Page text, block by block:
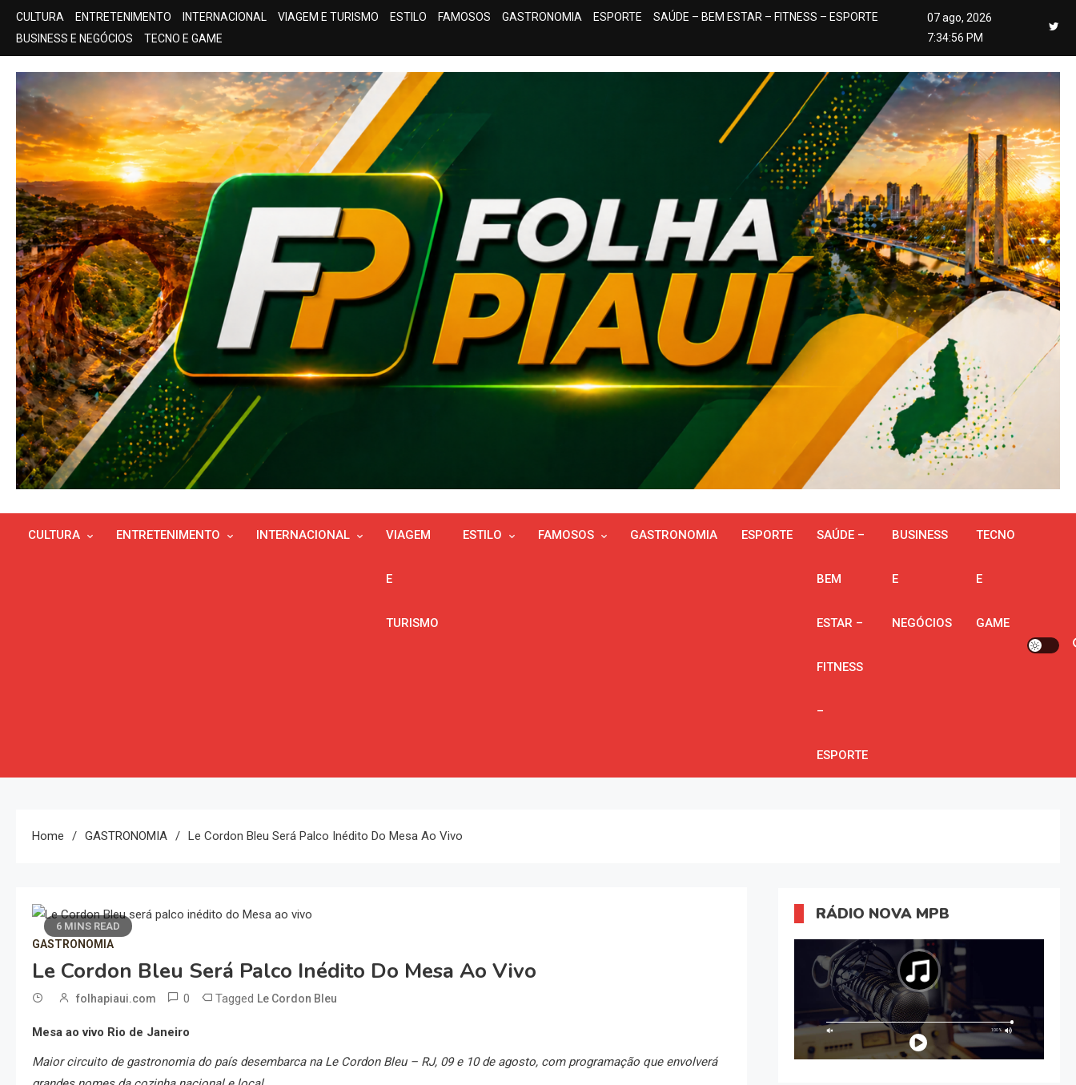
Skip
content
CULTURA ENTRETENIMENTO INTERNACIONAL VIAGEM E TURISMO ESTILO FAMOSOS GASTRONOMIA ESPORTE
SAÚDE – BEM ESTAR – FITNESS – ESPORTE
BUSINESS E NEGÓCIOS
TECNO E GAME
07 ago, 2026
7:34:58 PM
CULTURA ENTRETENIMENTO INTERNACIONAL VIAGEM
E
TURISMO
ESTILO FAMOSOS GASTRONOMIA ESPORTE SAÚDE –
BEM
ESTAR –
FITNESS
–
ESPORTE
BUSINESS
E
NEGÓCIOS
TECNO
E
GAME
Home GASTRONOMIA Le Cordon Bleu Será Palco Inédito Do Mesa Ao Vivo
6 MINS READ
GASTRONOMIA
Le Cordon Bleu Será Palco Inédito Do Mesa Ao Vivo
folhapiaui.com 0 Tagged Le Cordon Bleu
Mesa ao vivo Rio de Janeiro
Maior circuito de gastronomia do país desembarca na Le Cordon Bleu – RJ, 09 e 10 de agosto, com programação que envolverá
RÁDIO NOVA MPB